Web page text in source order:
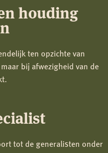
houding
ten opzichte van
bij afwezigheid van de
tot de generalisten onder